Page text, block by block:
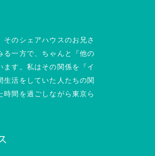
そのシェアハウスのお兄さ
る一方で、ちゃんと『他の
す。私はその関係を『イ
活をしていた人たちの関
間を過ごしながら東京ら